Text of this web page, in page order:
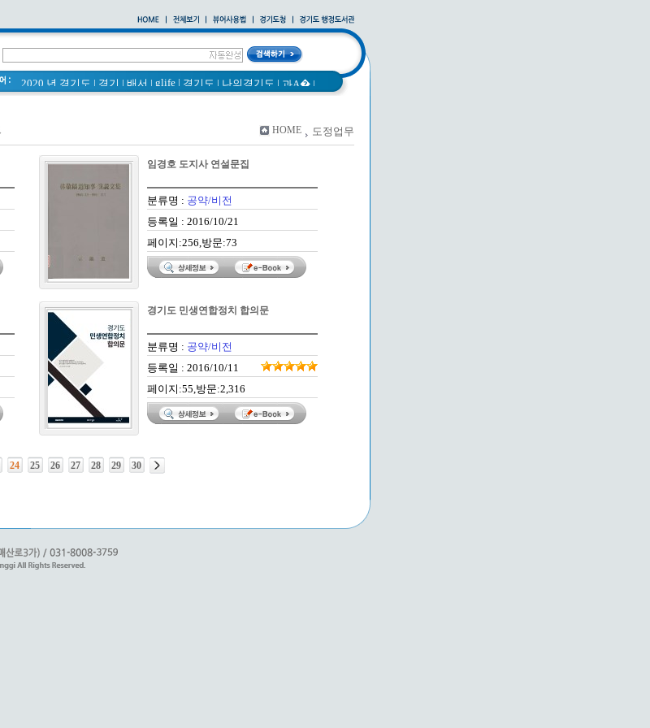
2020 년 경기도 | 경기 | 배서 | glife | 경기도 | 나의경기도 | 과A� |
2021 경기도 공동주택 품질점검 사례집|경기도 바로알기|
공동주택|국토의 계획 및 이용에 관한 법률_질의 회신 사례집
다문화가족 소식지
HOME 도정업무
임경호 도지사 연설문집
분류명 : 공약/비전
등록일 : 2016/10/21
페이지:256,방문:73
경기도 민생연합정치 합의문
분류명 : 공약/비전
등록일 : 2016/10/11
페이지:55,방문:2,316
24 25 26 27 28 29 30